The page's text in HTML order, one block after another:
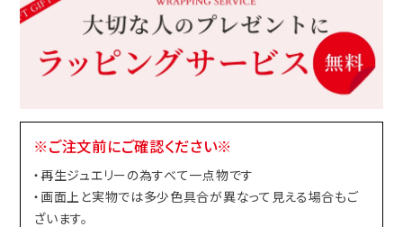
※ご注文前にご確認ください※
・再生ジュエリーの為すべて一点物です
・画面上と実物では多少色具合が異なって見える場合もご
ざいます。